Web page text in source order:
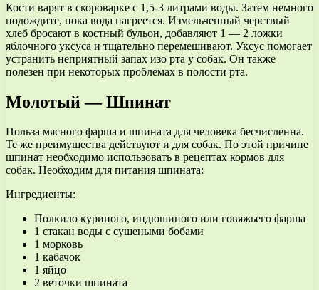
Кости варят в скороварке с 1,5-3 литрами воды. Затем немного
подождите, пока вода нагреется. Измельченный черствый
хлеб бросают в костный бульон, добавляют 1 — 2 ложки
яблочного уксуса и тщательно перемешивают. Уксус помогает
устранить неприятный запах изо рта у собак. Он также
полезен при некоторых проблемах в полости рта.
Молотый — Шпинат
Польза мясного фарша и шпината для человека бесчисленна.
Те же преимущества действуют и для собак. По этой причине
шпинат необходимо использовать в рецептах кормов для
собак. Необходим для питания шпината:
Ингредиенты:
Полкило куриного, индюшиного или говяжьего фарша
1 стакан воды с сушеными бобами
1 морковь
1 кабачок
1 яйцо
2 веточки шпината